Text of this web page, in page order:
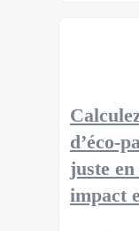
d’éco-
juste
impact